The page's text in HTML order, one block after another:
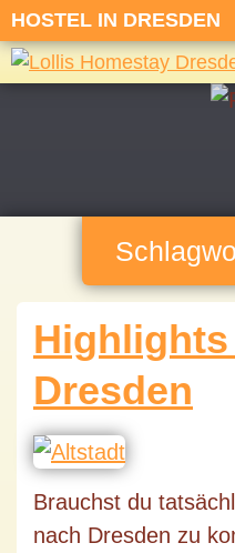
HOSTEL IN DRESDEN
Highlights
Dresden
Brauchst du
nach Dresden zu